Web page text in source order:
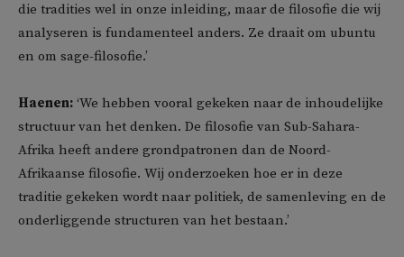
die tradities wel in onze inleiding, maar de filosofie die wij
analyseren is fundamenteel anders. Ze draait om ubuntu
en om sage-filosofie.’
Haenen: ‘We hebben vooral gekeken naar de inhoudelijke
structuur van het denken. De filosofie van Sub-Sahara-
Afrika heeft andere grondpatronen dan de Noord-
Afrikaanse filosofie. Wij onderzoeken hoe er in deze
traditie gekeken wordt naar politiek, de samenleving en de
onderliggende structuren van het bestaan.’